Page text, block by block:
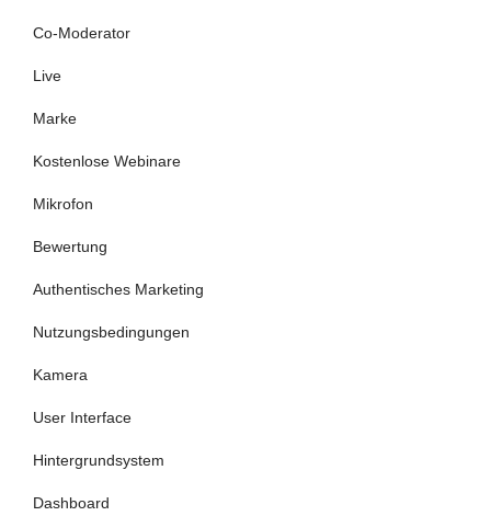
Co-Moderator
Live
Marke
Kostenlose Webinare
Mikrofon
Bewertung
Authentisches Marketing
Nutzungsbedingungen
Kamera
User Interface
Hintergrundsystem
Dashboard